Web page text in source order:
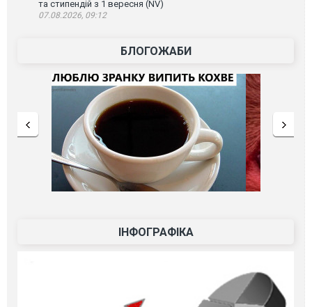
та стипендій з 1 вересня (NV)
07.08.2026, 09:12
БЛОГОЖАБИ
ІНФОГРАФІКА